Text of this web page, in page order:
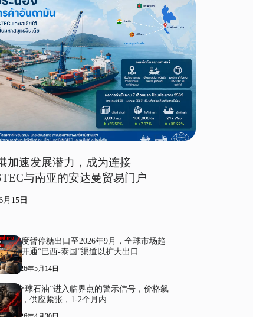
加速发展潜力，成为连接
与南亚的安达曼贸易门户
月15日
印度暂停糖出口至2026年9月，全球市场趋
紧开通“巴西-泰国”渠道以扩大出口
2026年5月14日
“全球石油”进入临界点的警示信号，价格飙
升，供应紧张，1-2个月内